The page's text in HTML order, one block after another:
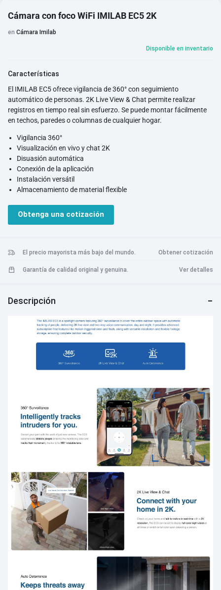
Cámara con foco WiFi IMILAB EC5 2K
en Cámara Imilab
Disponible en inventario
Características
El IMILAB EC5 ofrece vigilancia de 360° con seguimiento
automático de personas. 2K Live View & Chat permite realizar
registros en tiempo real sin esfuerzo. Se puede montar fácilmente
en techos, paredes o columnas de cualquier hogar.
Vigilancia 360°
Visualización en vivo y chat 2K
Disuasión automática
Conexión de la aplicación
Instalación versátil
Almacenamiento de material flexible
Diseño IF 2022 premiado
Obtenga una cotización
El precio mayorista más bajo del mundo. Obtener cotización
Garantía de calidad original y genuina. Ver detalles
Descripción